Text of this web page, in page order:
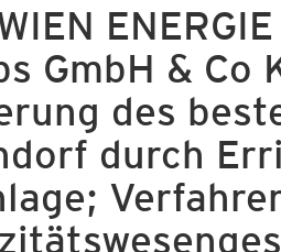
GmbH & Co
des
durch